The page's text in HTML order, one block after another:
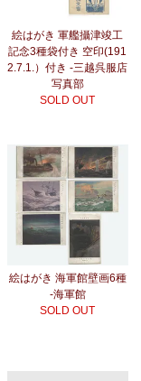
絵はがき 軍艦攝津竣工
記念3種袋付き 空印(191
2.7.1.）付き -三越呉服店
写真部
SOLD OUT
絵はがき 海軍館壁画6種
-海軍館
SOLD OUT